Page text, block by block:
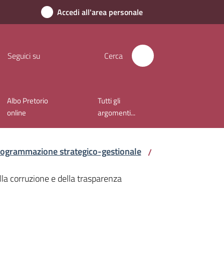
Accedi all'area personale
Seguici su Cerca
Albo Pretorio
online
Tutti gli
argomenti...
strategico-gestionale /
corruzione e della trasparenza